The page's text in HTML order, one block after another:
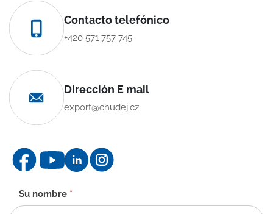
Contacto telefónico
+420 571 757 745
Dirección E mail
export@chudej.cz
Formulario
de
Su nombre *